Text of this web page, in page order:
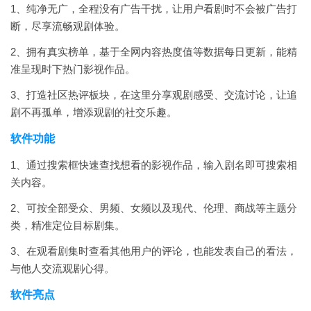
1、纯净无广，全程没有广告干扰，让用户看剧时不会被广告打
断，尽享流畅观剧体验。
2、拥有真实榜单，基于全网内容热度值等数据每日更新，能精
准呈现时下热门影视作品。
3、打造社区热评板块，在这里分享观剧感受、交流讨论，让追
剧不再孤单，增添观剧的社交乐趣。
软件功能
1、通过搜索框快速查找想看的影视作品，输入剧名即可搜索相
关内容。
2、可按全部受众、男频、女频以及现代、伦理、商战等主题分
类，精准定位目标剧集。
3、在观看剧集时查看其他用户的评论，也能发表自己的看法，
与他人交流观剧心得。
软件亮点